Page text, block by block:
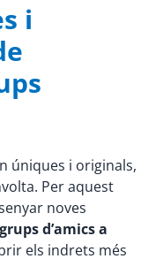
i
úniques i originals,
Per aquest
noves
d’amics a
els indrets més